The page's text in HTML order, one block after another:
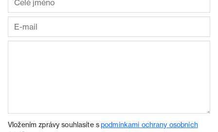
Vložením zprávy souhlasíte spodmínkami ochrany osobních